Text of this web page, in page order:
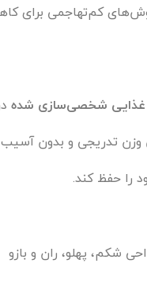
کم‌تهاجمی برای
غذایی شخصی‌سازی شده
تدریجی و بدون
را حفظ کند.
شکم، پهلو، ران و بازو